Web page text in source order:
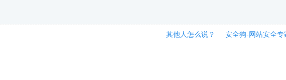
其他人怎么说？ 安全狗-网站安全专